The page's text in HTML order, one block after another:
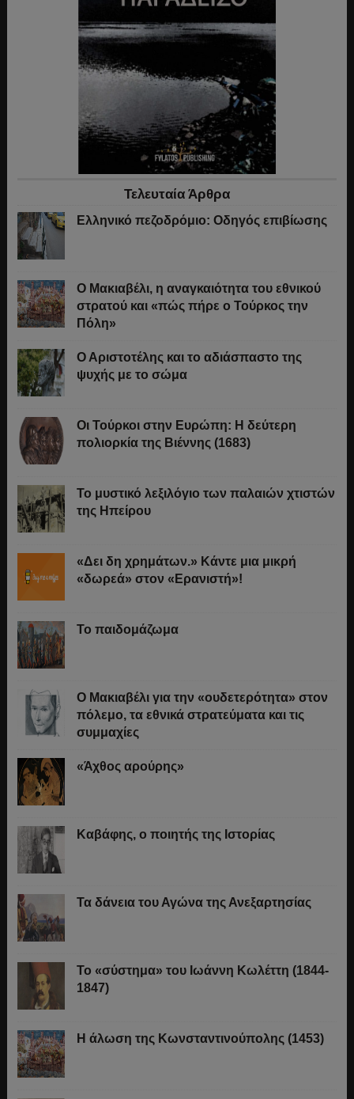
Τελευταία Άρθρα
Ελληνικό πεζοδρόμιο: Οδηγός επιβίωσης
Ο Μακιαβέλι, η αναγκαιότητα του εθνικού
στρατού και «πώς πήρε ο Τούρκος την
Πόλη»
Ο Αριστοτέλης και το αδιάσπαστο της
ψυχής με το σώμα
Οι Τούρκοι στην Ευρώπη: Η δεύτερη
πολιορκία της Βιέννης (1683)
Το μυστικό λεξιλόγιο των παλαιών χτιστών
της Ηπείρου
«Δει δη χρημάτων.» Κάντε μια μικρή
«δωρεά» στον «Ερανιστή»!
Το παιδομάζωμα
O Μακιαβέλι για την «ουδετερότητα» στον
πόλεμο, τα εθνικά στρατεύματα και τις
συμμαχίες
«Άχθος αρούρης»
Καβάφης, ο ποιητής της Ιστορίας
Τα δάνεια του Αγώνα της Ανεξαρτησίας
Το «σύστημα» του Ιωάννη Κωλέττη (1844-
1847)
Η άλωση της Κωνσταντινούπολης (1453)